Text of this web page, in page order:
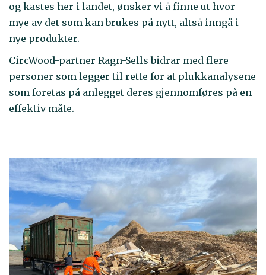
og kastes her i landet, ønsker vi å finne ut hvor
mye av det som kan brukes på nytt, altså inngå i
nye produkter.
CircWood-partner Ragn-Sells bidrar med flere
personer som legger til rette for at plukkanalysene
som foretas på anlegget deres gjennomføres på en
effektiv måte.